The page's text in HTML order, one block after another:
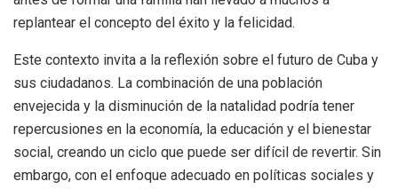
replantear el concepto del éxito y la felicidad.
Este contexto invita a la reflexión sobre el futuro de Cuba y
sus ciudadanos. La combinación de una población
envejecida y la disminución de la natalidad podría tener
repercusiones en la economía, la educación y el bienestar
social, creando un ciclo que puede ser difícil de revertir. Sin
embargo, con el enfoque adecuado en políticas sociales y